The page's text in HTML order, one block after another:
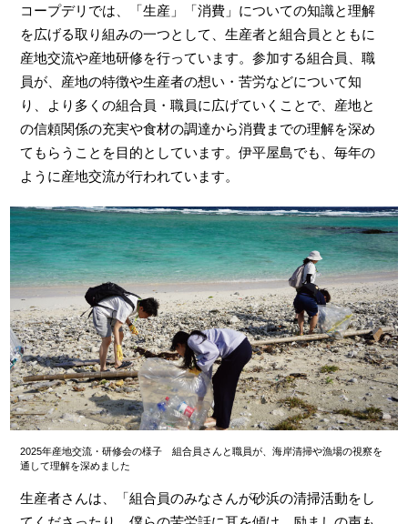
コープデリでは、「生産」「消費」についての知識と理解
を広げる取り組みの一つとして、生産者と組合員とともに
産地交流や産地研修を行っています。参加する組合員、職
員が、産地の特徴や生産者の想い・苦労などについて知
り、より多くの組合員・職員に広げていくことで、産地と
の信頼関係の充実や食材の調達から消費までの理解を深め
てもらうことを目的としています。伊平屋島でも、毎年の
ように産地交流が行われています。
2025年産地交流・研修会の様子 組合員さんと職員が、海岸清掃や漁場の視察を
通して理解を深めました
生産者さんは、「組合員のみなさんが砂浜の清掃活動をし